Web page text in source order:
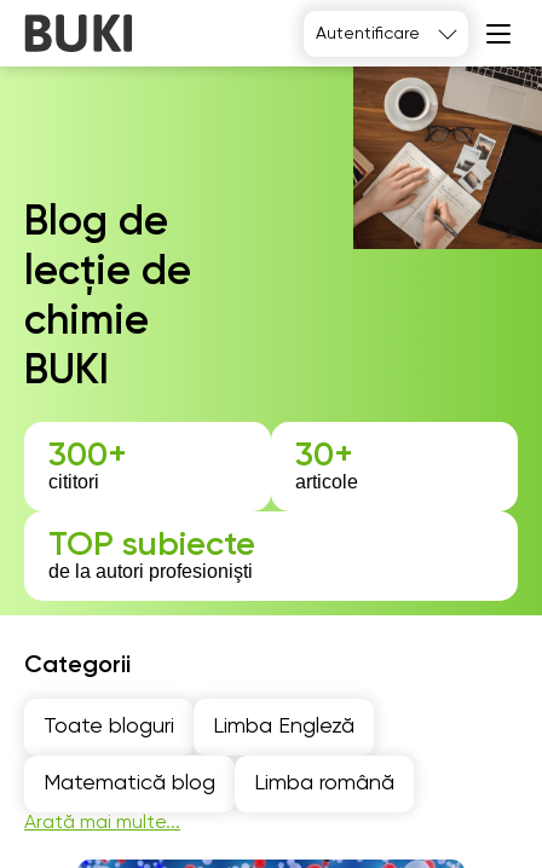
Autentificare
Blog de
lecție de
chimie
BUKI
300+
cititori
30+
articole
TOP subiecte
de la autori profesionişti
Categorii
Toate bloguri Limba Engleză
Matematică blog Limba română
Arată mai multe...